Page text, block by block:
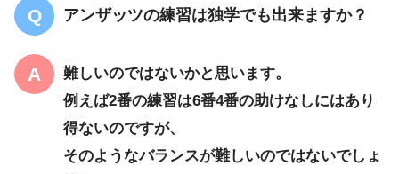
アンザッツの練習は独学でも出来ますか？
難しいのではないかと思います。
例えば2番の練習は6番4番の助けなしにはあり
得ないのですが、
そのようなバランスが難しいのではないでしょ